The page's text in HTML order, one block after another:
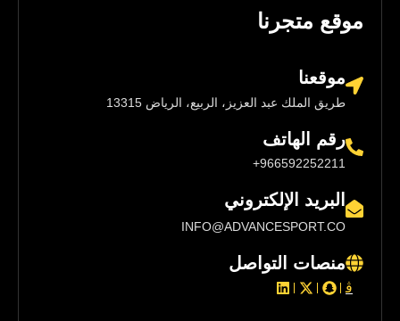
موقع متجرنا
موقعنا
طريق الملك عبد العزيز، الربيع، الرياض 13315
رقم الهاتف
966592252211+
البريد الإلكتروني
INFO@ADVANCESPORT.CO
منصات التواصل